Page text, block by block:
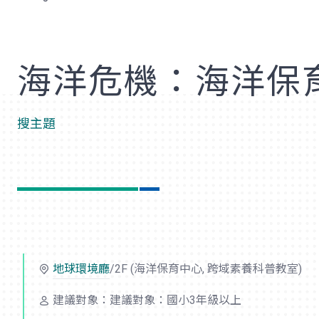
海洋危機：海洋保
搜主題
地球環境廳/2F (海洋保育中心, 跨域素養科普教室)
建議對象：建議對象：國小3年級以上